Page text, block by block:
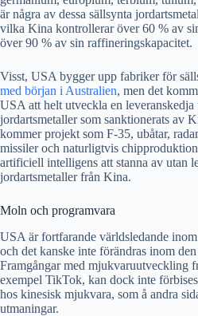
är några av dessa sällsynta
vilka Kina kontrollerar över 60 % av
över 90 % av sin raffineringskapacitet.
Visst, USA bygger upp fabriker för
med början i Australien, men det
USA att helt utveckla en leveranskedja
jordartsmetaller som sanktionerats av
kommer projekt som F-35, ubåtar,
missiler och naturligtvis
artificiell intelligens att stanna av utan
jordartsmetaller från Kina.
Moln och programvara
USA är fortfarande världsledande
och det kanske inte förändras inom
Framgångar med mjukvaruutveckling
exempel TikTok, kan dock inte
hos kinesisk mjukvara, som å andra
utmaningar.